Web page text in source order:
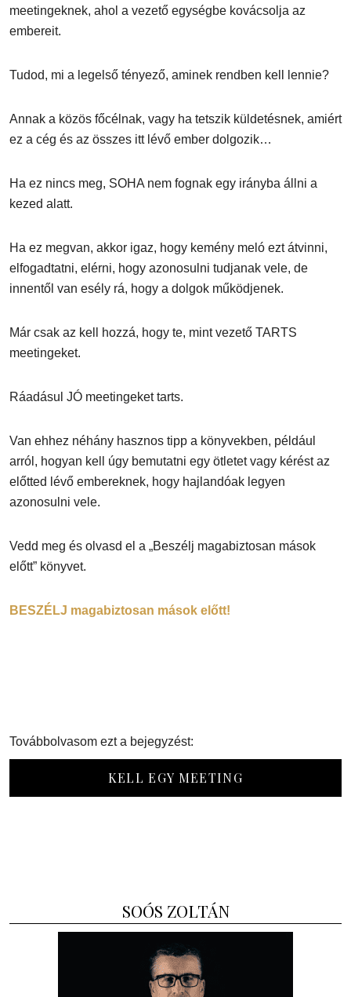
meetingeknek, ahol a vezető egységbe kovácsolja az
embereit.
Tudod, mi a legelső tényező, aminek rendben kell lennie?
Annak a közös főcélnak, vagy ha tetszik küldetésnek, amiért
ez a cég és az összes itt lévő ember dolgozik…
Ha ez nincs meg, SOHA nem fognak egy irányba állni a
kezed alatt.
Ha ez megvan, akkor igaz, hogy kemény meló ezt átvinni,
elfogadtatni, elérni, hogy azonosulni tudjanak vele, de
innentől van esély rá, hogy a dolgok működjenek.
Már csak az kell hozzá, hogy te, mint vezető TARTS
meetingeket.
Ráadásul JÓ meetingeket tarts.
Van ehhez néhány hasznos tipp a könyvekben, például
arról, hogyan kell úgy bemutatni egy ötletet vagy kérést az
előtted lévő embereknek, hogy hajlandóak legyen
azonosulni vele.
Vedd meg és olvasd el a „Beszélj magabiztosan mások
előtt” könyvet.
BESZÉLJ magabiztosan mások előtt!
Továbbolvasom ezt a bejegyzést:
KELL EGY MEETING
SOÓS ZOLTÁN